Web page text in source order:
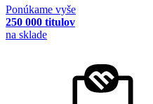
Ponúkame vyše
250 000 titulov
na sklade